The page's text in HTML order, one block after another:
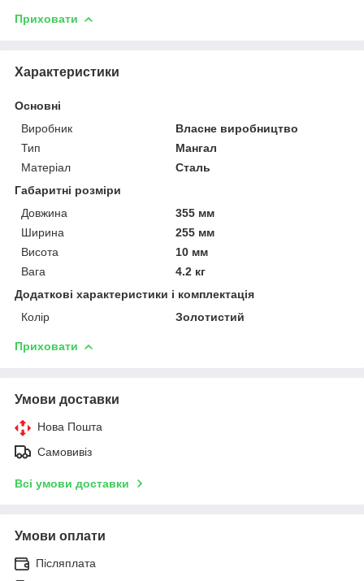
Приховати
Характеристики
Основні
Виробник
Власне виробництво
Тип
Мангал
Матеріал
Сталь
Габаритні розміри
Довжина
355 мм
Ширина
255 мм
Висота
10 мм
Вага
4.2 кг
Додаткові характеристики і комплектація
Колір
Золотистий
Приховати
Умови доставки
Нова Пошта
Самовивіз
Всі умови доставки
Умови оплати
Післяплата